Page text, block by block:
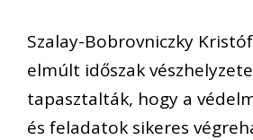
Szalay-Bobrovniczky
elmúlt időszak
tapasztalták, hogy a
és feladatok sikeres